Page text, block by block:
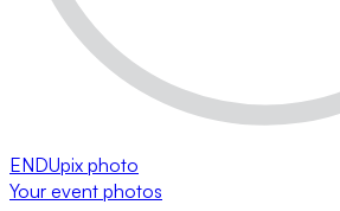
ENDUpix photo
Your event photos